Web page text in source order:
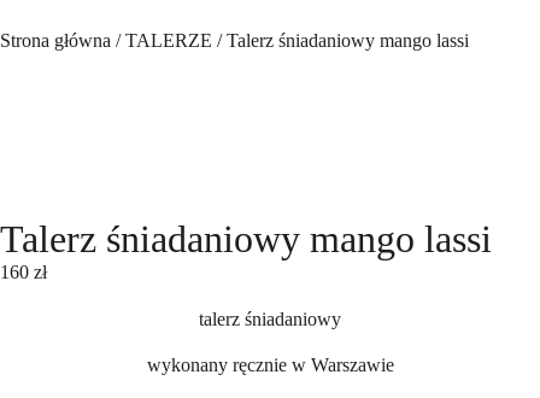
Strona główna /TALERZE / Talerz śniadaniowy mango lassi
Talerz śniadaniowy mango lassi
160 zł
talerz śniadaniowy
wykonany ręcznie w Warszawie